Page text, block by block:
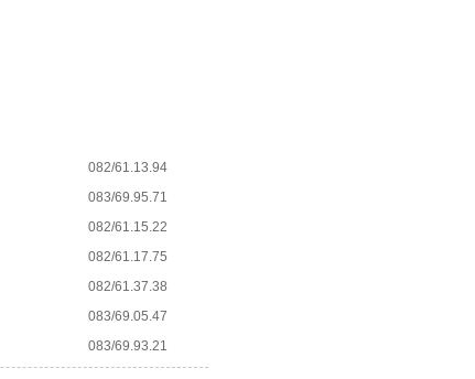
082/61.13.94
083/69.95.71
082/61.15.22
082/61.17.75
082/61.37.38
083/69.05.47
083/69.93.21